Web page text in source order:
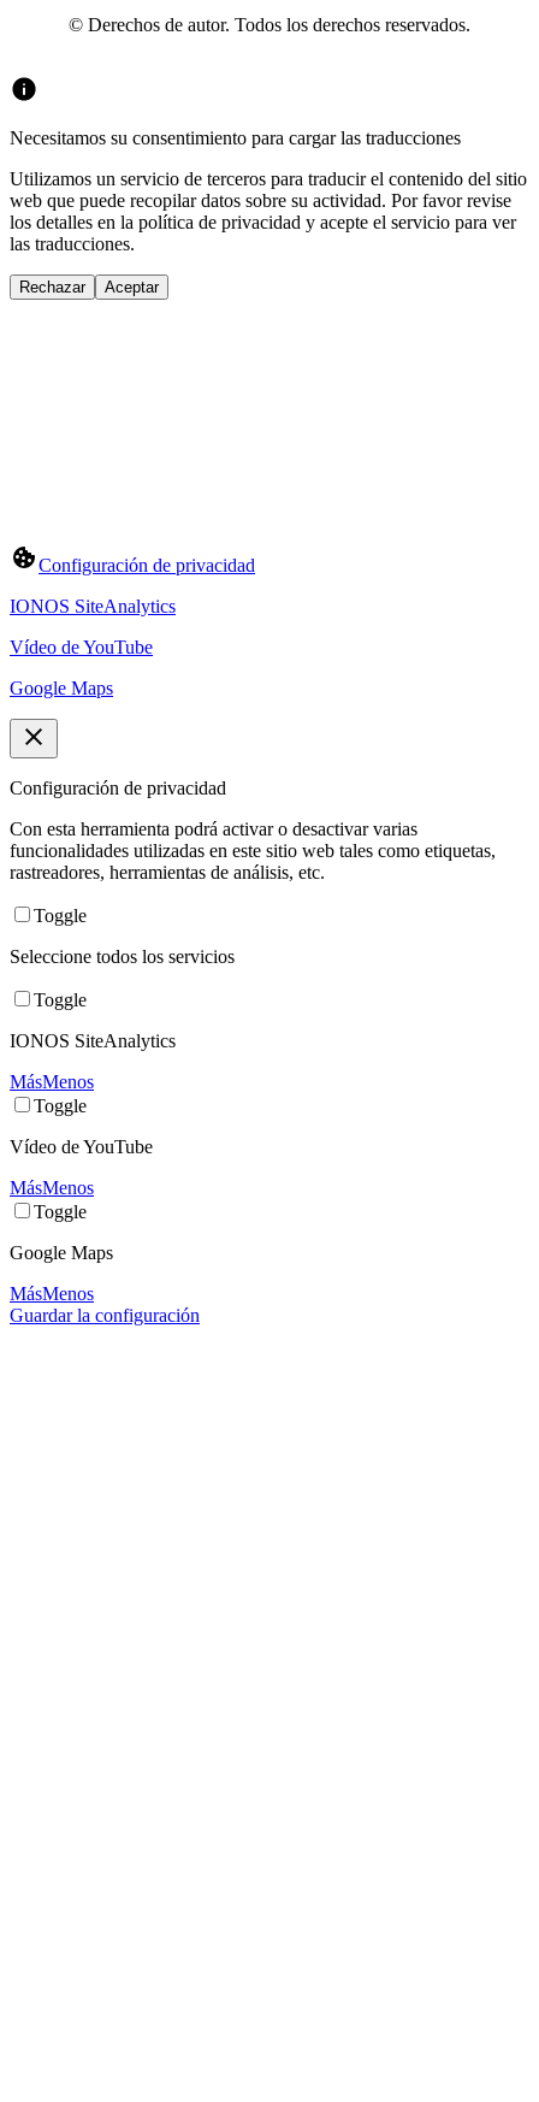
© Derechos de autor. Todos los derechos reservados.
Necesitamos su consentimiento para cargar las traducciones
Utilizamos un servicio de terceros para traducir el contenido del sitio
web que puede recopilar datos sobre su actividad. Por favor revise
los detalles en la política de privacidad y acepte el servicio para ver
las traducciones.
Rechazar Aceptar
Configuración de privacidad
IONOS SiteAnalytics
Vídeo de YouTube
Google Maps
Configuración de privacidad
Con esta herramienta podrá activar o desactivar varias
funcionalidades utilizadas en este sitio web tales como etiquetas,
rastreadores, herramientas de análisis, etc.
Toggle
Seleccione todos los servicios
Toggle
IONOS SiteAnalytics
MásMenos
Toggle
Vídeo de YouTube
MásMenos
Toggle
Google Maps
MásMenos
Guardar la configuración